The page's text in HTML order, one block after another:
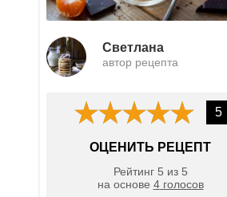
Светлана
автор рецепта
5
ОЦЕНИТЬ РЕЦЕПТ
Рейтинг 5 из 5
на основе 4голосов